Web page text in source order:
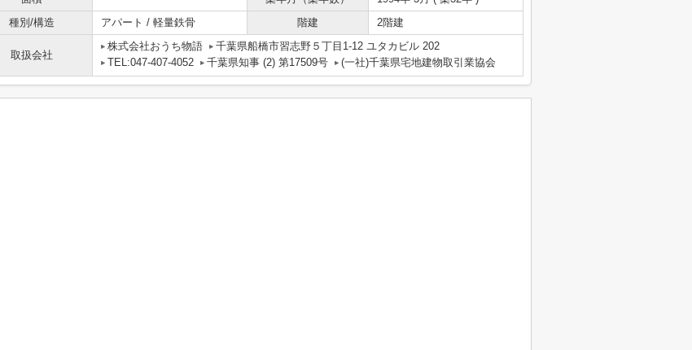
種別/構造
アパート / 軽量鉄骨 階建 2階建
取扱会社
株式会社おうち物語
千葉県船橋市習志野５丁目1-12 ユタカビル 202
TEL:047-407-4052
千葉県知事 (2) 第17509号 (一社)千葉県宅地建物取引業協会